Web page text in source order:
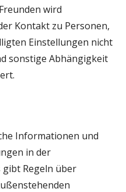
wird
Kontakt zu Personen,
Einstellungen nicht
sonstige Abhängigkeit
Informationen und
in der
Regeln über